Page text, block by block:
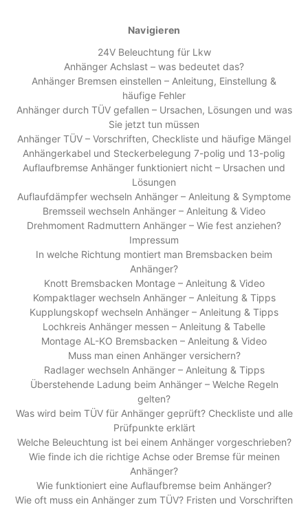
Navigieren
24V Beleuchtung für Lkw
Anhänger Achslast – was bedeutet das?
Anhänger Bremsen einstellen – Anleitung, Einstellung &
häufige Fehler
Anhänger durch TÜV gefallen – Ursachen, Lösungen und was
Sie jetzt tun müssen
Anhänger TÜV – Vorschriften, Checkliste und häufige Mängel
Anhängerkabel und Steckerbelegung 7-polig und 13-polig
Auflaufbremse Anhänger funktioniert nicht – Ursachen und
Lösungen
Auflaufdämpfer wechseln Anhänger – Anleitung & Symptome
Bremsseil wechseln Anhänger – Anleitung & Video
Drehmoment Radmuttern Anhänger – Wie fest anziehen?
Impressum
In welche Richtung montiert man Bremsbacken beim
Anhänger?
Knott Bremsbacken Montage – Anleitung & Video
Kompaktlager wechseln Anhänger – Anleitung & Tipps
Kupplungskopf wechseln Anhänger – Anleitung & Tipps
Lochkreis Anhänger messen – Anleitung & Tabelle
Montage AL-KO Bremsbacken – Anleitung & Video
Muss man einen Anhänger versichern?
Radlager wechseln Anhänger – Anleitung & Tipps
Überstehende Ladung beim Anhänger – Welche Regeln
gelten?
Was wird beim TÜV für Anhänger geprüft? Checkliste und alle
Prüfpunkte erklärt
Welche Beleuchtung ist bei einem Anhänger vorgeschrieben?
Wie finde ich die richtige Achse oder Bremse für meinen
Anhänger?
Wie funktioniert eine Auflaufbremse beim Anhänger?
Wie oft muss ein Anhänger zum TÜV? Fristen und Vorschriften